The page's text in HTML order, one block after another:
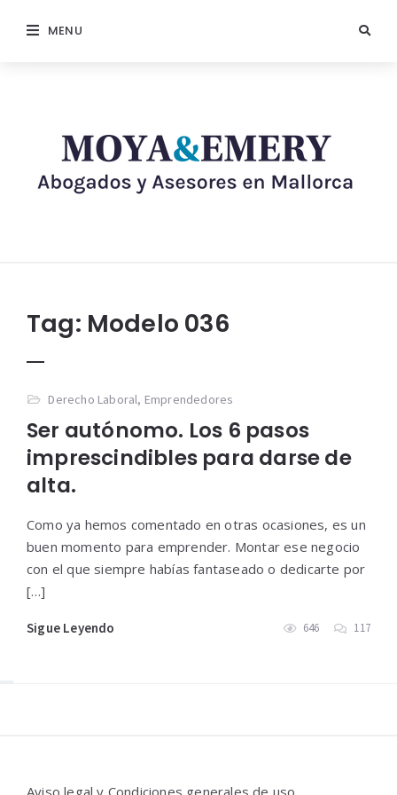
MENU
Tag: Modelo 036
Derecho Laboral, Emprendedores
Ser autónomo. Los 6 pasos
imprescindibles para darse de
alta.
Como ya hemos comentado en otras ocasiones, es un
buen momento para emprender. Montar ese negocio
con el que siempre habías fantaseado o dedicarte por
[…]
Sigue Leyendo 646 117
Aviso legal y Condiciones generales de uso